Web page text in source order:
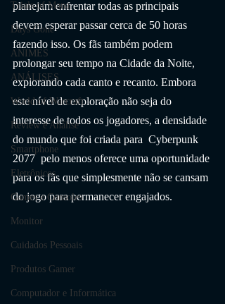
Trials of Mana
Days Gone
ANIMES
ANÁLISES
World of Warcraft
Review e Análise
Smartphone
Eletrônicos
Games e Consoles
Monitor
Cuidados Pessoais
Produtos Gamer
Computador e Informática
planejam enfrentar todas as principais
devem esperar passar cerca de 50 horas
fazendo isso. Os fãs também podem
prolongar seu tempo na Cidade da Noite,
explorando cada canto e recanto. Embora
este nível de exploração não seja do
interesse de todos os jogadores, a densidade
do mundo que foi criada para  Cyberpunk
2077  pelo menos oferece uma oportunidade
para os fãs que simplesmente não se cansam
do jogo para permanecer engajados.